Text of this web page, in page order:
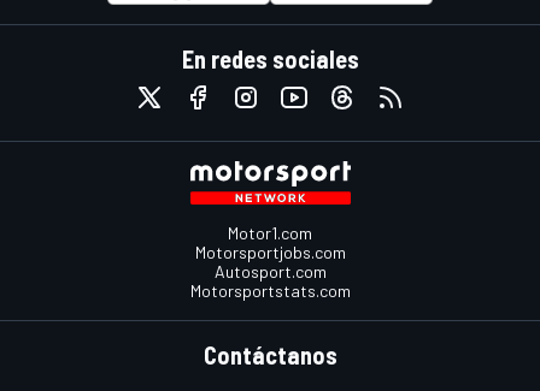
En redes sociales
Motor1.com
Motorsportjobs.com
Autosport.com
Motorsportstats.com
Contáctanos